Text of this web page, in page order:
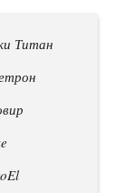
Титан